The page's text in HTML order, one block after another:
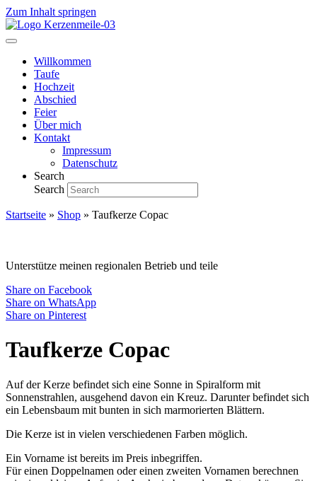
Zum Inhalt springen
Willkommen
Taufe
Hochzeit
Abschied
Feier
Über mich
Kontakt
Impressum
Datenschutz
Search
Search
Startseite » Shop » Taufkerze Copac
Unterstütze meinen regionalen Betrieb und teile
Share on Facebook
Share on WhatsApp
Share on Pinterest
Taufkerze Copac
Auf der Kerze befindet sich eine Sonne in Spiralform mit
Sonnenstrahlen, ausgehend davon ein Kreuz. Darunter befindet sich
ein Lebensbaum mit bunten in sich marmorierten Blättern.
Die Kerze ist in vielen verschiedenen Farben möglich.
Ein Vorname ist bereits im Preis inbegriffen.
Für einen Doppelnamen oder einen zweiten Vornamen berechnen